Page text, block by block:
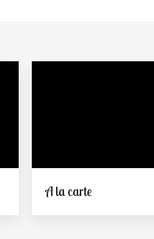
A la carte